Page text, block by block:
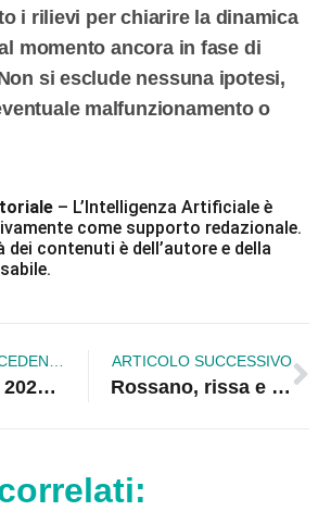
i rilievi per chiarire la dinamica
momento ancora in fase di
si esclude nessuna ipotesi,
malfunzionamento o
– L’Intelligenza Artificiale è
come supporto redazionale.
contenuti è dell’autore e della
Unical Festa 2025: oltre un mese di eventi tra musica, sport e cultura della donazione
ARTICOLO SUCCESSIVO
Rossano, rissa e spari sul lungomare: due giovani fermati con l’accusa di tentato omicidio